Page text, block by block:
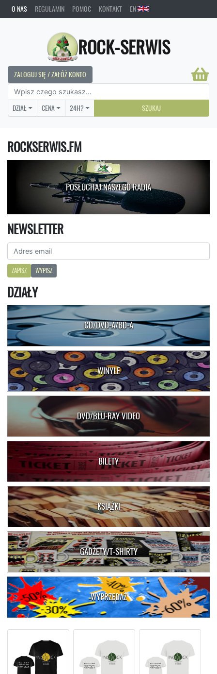
O NAS REGULAMIN POMOC KONTAKT EN
ROCK-SERWIS
ZALOGUJ SIĘ / ZAŁÓŻ KONTO
DZIAŁ CENA 24H? SZUKAJ
ROCKSERWIS.FM
POSŁUCHAJ NASZEGO RADIA
NEWSLETTER
ZAPISZ WYPISZ
DZIAŁY
CD/DVD-A/BD-A
WINYLE
DVD/BLU-RAY VIDEO
BILETY
KSIĄŻKI
GADŻETY/T-SHIRTY
WYPRZEDAŻ